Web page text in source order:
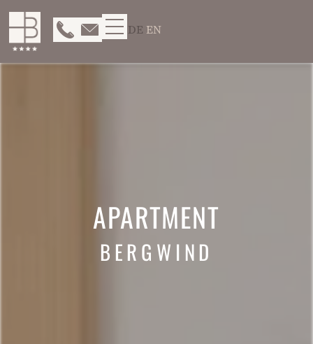
DE EN
BERGWIND
APARTMENT